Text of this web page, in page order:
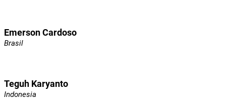
Emerson Cardoso
Brasil
Teguh Karyanto
Indonesia